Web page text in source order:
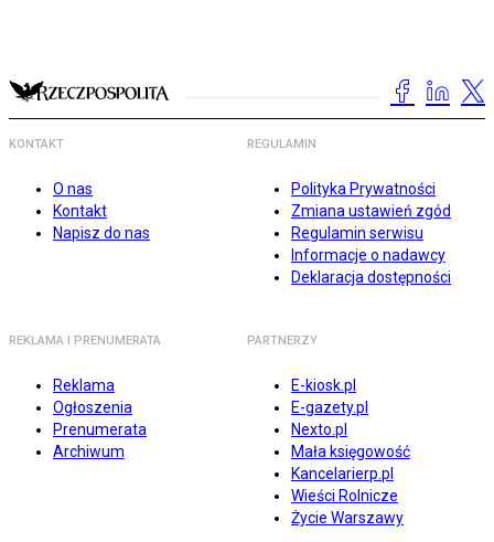
KONTAKT
O nas
Kontakt
Napisz do nas
REGULAMIN
Polityka Prywatności
Zmiana ustawień zgód
Regulamin serwisu
Informacje o nadawcy
Deklaracja dostępności
REKLAMA I PRENUMERATA
Reklama
Ogłoszenia
Prenumerata
Archiwum
PARTNERZY
E-kiosk.pl
E-gazety.pl
Nexto.pl
Mała księgowość
Kancelarierp.pl
Wieści Rolnicze
Życie Warszawy